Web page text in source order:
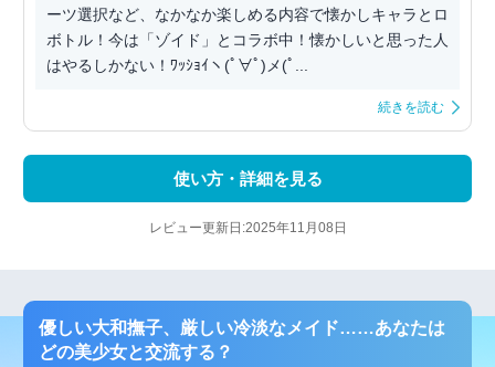
ーツ選択など、なかなか楽しめる内容で懐かしキャラとロ
ボトル！今は「ゾイド」とコラボ中！懐かしいと思った人
はやるしかない！ﾜｯｼｮｲヽ(ﾟ∀ﾟ)メ(ﾟ...
続きを読む
使い方・詳細を見る
レビュー更新日:2025年11月08日
優しい大和撫子、厳しい冷淡なメイド……あなたは
どの美少女と交流する？